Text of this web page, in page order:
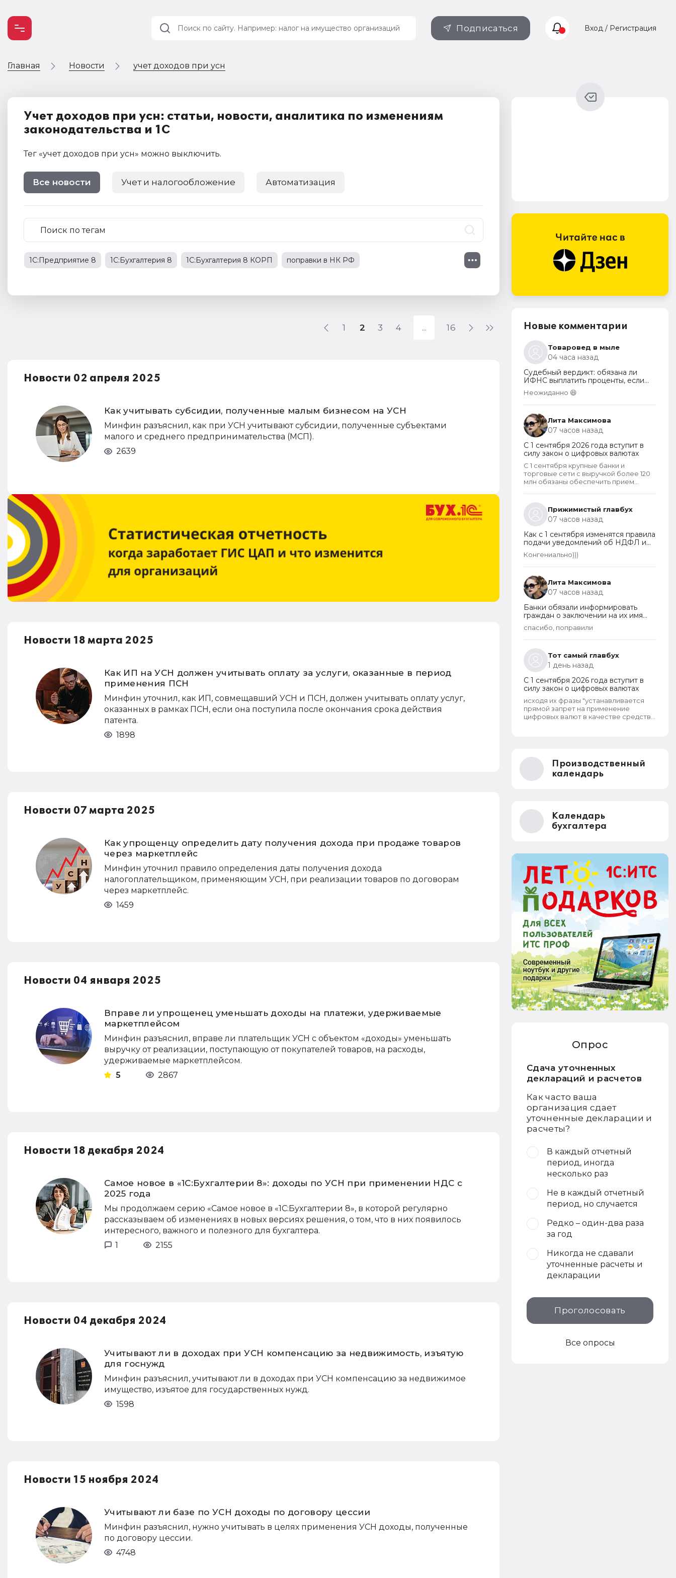
Подписаться Вход / Регистрация
Главная Новости учет доходов при усн
Учет доходов при усн: статьи, новости, аналитика по изменениям
законодательства и 1С
Тег «учет доходов при усн» можно выключить.
Все новости Учет и налогообложение Автоматизация
1С:Предприятие 8 1С:Бухгалтерия 8 1С:Бухгалтерия 8 КОРП поправки в НК РФ
1 2 3 4 16
Новости 02 апреля 2025
Как учитывать субсидии, полученные малым бизнесом на УСН
Минфин разъяснил, как при УСН учитывают субсидии, полученные субъектами
малого и среднего предпринимательства (МСП).
2639
Новости 18 марта 2025
Как ИП на УСН должен учитывать оплату за услуги, оказанные в период
применения ПСН
Минфин уточнил, как ИП, совмещавший УСН и ПСН, должен учитывать оплату услуг,
оказанных в рамках ПСН, если она поступила после окончания срока действия
патента.
1898
Новости 07 марта 2025
Как упрощенцу определить дату получения дохода при продаже товаров
через маркетплейс
Минфин уточнил правило определения даты получения дохода
налогоплательщиком, применяющим УСН, при реализации товаров по договорам
через маркетплейс.
1459
Новости 04 января 2025
Вправе ли упрощенец уменьшать доходы на платежи, удерживаемые
маркетплейсом
Минфин разъяснил, вправе ли плательщик УСН с объектом «доходы» уменьшать
выручку от реализации, поступающую от покупателей товаров, на расходы,
удерживаемые маркетплейсом.
5
2867
Новости 18 декабря 2024
Самое новое в «1С:Бухгалтерии 8»: доходы по УСН при применении НДС с
2025 года
Мы продолжаем серию «Самое новое в «1С:Бухгалтерии 8», в которой регулярно
рассказываем об изменениях в новых версиях решения, о том, что в них появилось
интересного, важного и полезного для бухгалтера.
1
2155
Новости 04 декабря 2024
Учитывают ли в доходах при УСН компенсацию за недвижимость, изъятую
для госнужд
Минфин разъяснил, учитывают ли в доходах при УСН компенсацию за недвижимое
имущество, изъятое для государственных нужд.
1598
Новости 15 ноября 2024
Учитывают ли базе по УСН доходы по договору цессии
Минфин разъяснил, нужно учитывать в целях применения УСН доходы, полученные
по договору цессии.
4748
Новые комментарии
Товаровед в мыле
04 часа назад
Судебный вердикт: обязана ли
ИФНС выплатить проценты, если
переплата по налогу возникла по
вине налогоплательщика
Неожиданно 😆
Лита Максимова
07 часов назад
С 1 сентября 2026 года вступит в
силу закон о цифровых валютах
С 1 сентября крупные банки и
торговые сети с выручкой более 120
млн обязаны обеспечить прием
являться средством платежа в
России и новый закон прямо
запрещает их использование в этом
качестве внутри страны.
Прижимистый главбух
07 часов назад
Как с 1 сентября изменятся правила
подачи уведомлений об НДФЛ и
страховых взносах
Конгениально)))
Лита Максимова
07 часов назад
Банки обязали информировать
граждан о заключении на их имя
кредитных договоров
спасибо, поправили
Тот самый главбух
1 день назад
С 1 сентября 2026 года вступит в
силу закон о цифровых валютах
исходя их фразы "устанавливается
прямой запрет на применение
цифровых валют в качестве средства
Производственный
календарь
Календарь
бухгалтера
Опрос
Сдача уточненных
деклараций и расчетов
Как часто ваша
организация сдает
уточненные декларации и
расчеты?
В каждый отчетный
период, иногда
несколько раз
Не в каждый отчетный
период, но случается
Редко – один-два раза
за год
Никогда не сдавали
уточненные расчеты и
декларации
Проголосовать
Все опросы
Учет и